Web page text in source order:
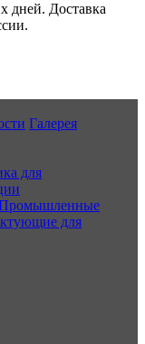
дней. Доставка
Галерея
для
для